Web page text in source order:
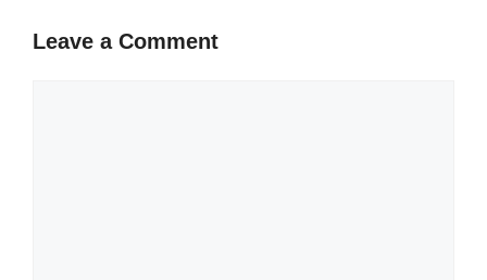
Leave a Comment